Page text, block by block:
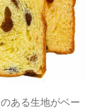
ある生地がベー